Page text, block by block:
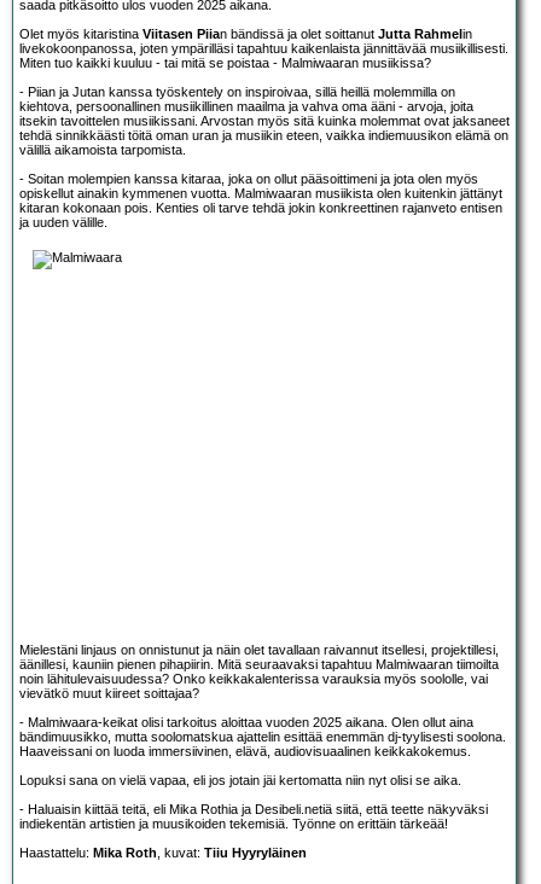
saada pitkäsoitto ulos vuoden 2025 aikana.
Olet myös kitaristina Viitasen Piian bändissä ja olet soittanut Jutta Rahmel in
livekokoonpanossa, joten ympärilläsi tapahtuu kaikenlaista jännittävää musiikillisesti.
Miten tuo kaikki kuuluu - tai mitä se poistaa - Malmiwaaran musiikissa?
- Piian ja Jutan kanssa työskentely on inspiroivaa, sillä heillä molemmilla on
kiehtova, persoonallinen musiikillinen maailma ja vahva oma ääni - arvoja, joita
itsekin tavoittelen musiikissani. Arvostan myös sitä kuinka molemmat ovat jaksaneet
tehdä sinnikkäästi töitä oman uran ja musiikin eteen, vaikka indiemuusikon elämä on
välillä aikamoista tarpomista.
- Soitan molempien kanssa kitaraa, joka on ollut pääsoittimeni ja jota olen myös
opiskellut ainakin kymmenen vuotta. Malmiwaaran musiikista olen kuitenkin jättänyt
kitaran kokonaan pois. Kenties oli tarve tehdä jokin konkreettinen rajanveto entisen
ja uuden välille.
Mielestäni linjaus on onnistunut ja näin olet tavallaan raivannut itsellesi, projektillesi,
äänillesi, kauniin pienen pihapiirin. Mitä seuraavaksi tapahtuu Malmiwaaran tiimoilta
noin lähitulevaisuudessa? Onko keikkakalenterissa varauksia myös soololle, vai
vievätkö muut kiireet soittajaa?
- Malmiwaara-keikat olisi tarkoitus aloittaa vuoden 2025 aikana. Olen ollut aina
bändimuusikko, mutta soolomatskua ajattelin esittää enemmän dj-tyylisesti soolona.
Haaveissani on luoda immersiivinen, elävä, audiovisuaalinen keikkakokemus.
Lopuksi sana on vielä vapaa, eli jos jotain jäi kertomatta niin nyt olisi se aika.
- Haluaisin kiittää teitä, eli Mika Rothia ja Desibeli.netiä siitä, että teette näkyväksi
indiekentän artistien ja muusikoiden tekemisiä. Työnne on erittäin tärkeää!
Haastattelu: Mika Roth, kuvat: Tiiu Hyyryläinen